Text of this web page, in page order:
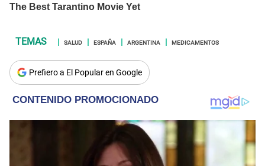
SALUD ESPAÑA ARGENTINA MEDICAMENTOS
Prefiero a El Popular en Google